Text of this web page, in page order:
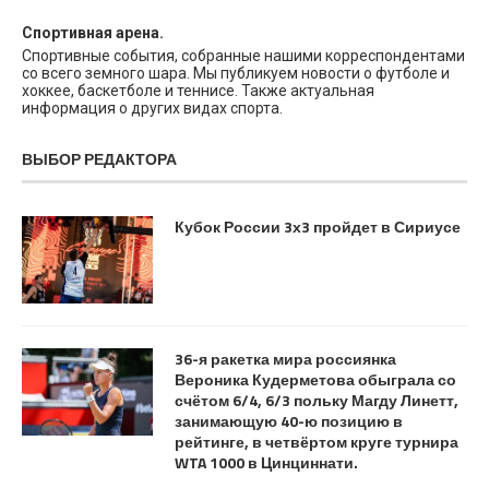
Спортивная арена.
Спортивные события, собранные нашими корреспондентами
со всего земного шара. Мы публикуем новости о футболе и
хоккее, баскетболе и теннисе. Также актуальная
информация о других видах спорта.
ВЫБОР РЕДАКТОРА
Кубок России 3х3 пройдет в Сириусе
36-я ракетка мира россиянка
Вероника Кудерметова обыграла со
счётом 6/4, 6/3 польку Магду Линетт,
занимающую 40-ю позицию в
рейтинге, в четвёртом круге турнира
WTA 1000 в Цинциннати.